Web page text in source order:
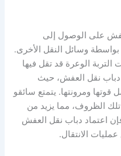
على الوصول إلى
وسائل النقل الأخرى.
الوعرة قد تقل فيها
دباب نقل العفش، حيث
قوتها ومرونتها. يتمتع سائقو
تلك الظروف، مما يزيد من
اعتماد دباب نقل العفش
الانتقال.